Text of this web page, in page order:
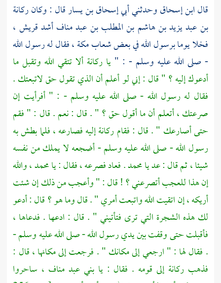
قالابن إسحاقوحدثنيأبي إسحاق بن يسارقال : وكانركانة
بن عبد يزيد بن هاشم بن المطلب بن عبد منافأشدقريش ،
فخلا يوما برسول الله في بعض شعابمكة ،فقال له رسول الله
- صلى الله عليه وسلم - : " يا ركانة ألا تتقي الله وتقبل ما
أدعوك إليه ؟ " قال : إني لو أعلم أن الذي تقول حق لاتبعتك .
فقال له رسول الله - صلى الله عليه وسلم - : " أفرأيت إن
صرعتك ، أتعلم أن ما أقول حق ؟ " . قال : نعم . قال : " فقم
حتى أصارعك " . قال : فقامركانةإليه فصارعه ، فلما بطش به
رسول الله - صلى الله عليه وسلم - أضجعه لا يملك من نفسه
شيئا ، ثم قال : عد يامحمد. فعاد فصرعه ، فقال : يامحمد ،والله
إن هذا للعجب أتصرعني ؟ ! قال : " وأعجب من ذلك إن شئت
أريكه ، إن اتقيت الله واتبعت أمري " . قال وما هو ؟ قال : أدعو
لك هذه الشجرة التي ترى فتأتيني " . قال : ادعها . فدعاها ،
فأقبلت حتى وقفت بين يدي رسول الله - صلى الله عليه وسلم -
. فقال لها : " ارجعي إلى مكانك " . فرجعت إلى مكانها ، قال :
فذهبركانةإلى قومه . فقال : يا بني عبد مناف ، ساحروا